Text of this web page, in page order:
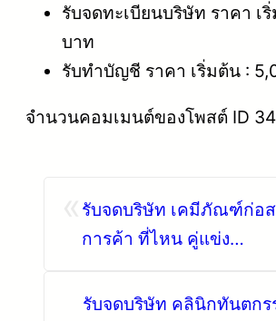
รับจดทะเบียนบริษัท ราคา เ
บาท
รับทำบัญชี ราคา เริ่มต้น :
จำนวนคอมเมนต์ของโพสต์ ID
รับจดบริษัท เคมีภัณฑ์ก่อส
การค้า ที่ไหน คู่แข่ง
รับจดบริษัท คลินิกทันตกร